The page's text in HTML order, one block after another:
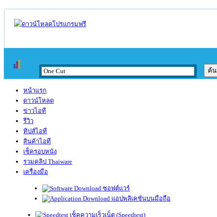
หน้าแรก
ดาวน์โหลด
ข่าวไอที
รีวิว
ทิปส์ไอที
สินค้าไอที
เช็ครอบหนัง
รวมคลิป Thaiware
เครื่องมือ
ซอฟต์แวร์
แอปพลิเคชันบนมือถือ
เช็คความเร็วเน็ต (Speedtest)